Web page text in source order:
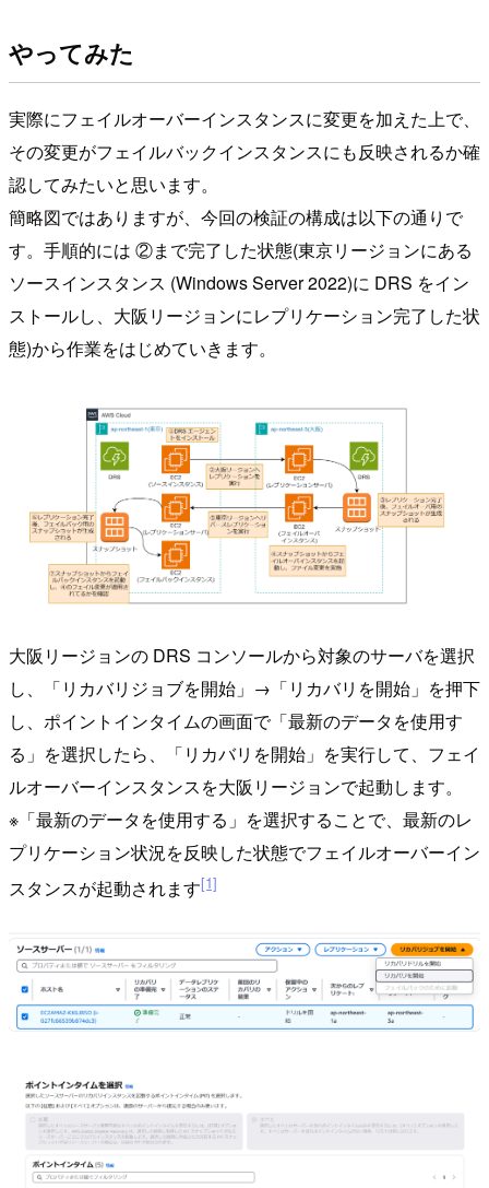
やってみた
実際にフェイルオーバーインスタンスに変更を加えた上で、
その変更がフェイルバックインスタンスにも反映されるか確
認してみたいと思います。
簡略図ではありますが、今回の検証の構成は以下の通りで
す。手順的には ②まで完了した状態(東京リージョンにある
ソースインスタンス (Windows Server 2022)に DRS をイン
ストールし、大阪リージョンにレプリケーション完了した状
態)から作業をはじめていきます。
大阪リージョンの DRS コンソールから対象のサーバを選択
し、「リカバリジョブを開始」→「リカバリを開始」を押下
し、ポイントインタイムの画面で「最新のデータを使用す
る」を選択したら、「リカバリを開始」を実行して、フェイ
ルオーバーインスタンスを大阪リージョンで起動します。
※「最新のデータを使用する」を選択することで、最新のレ
プリケーション状況を反映した状態でフェイルオーバーイン
スタンスが起動されます[1]